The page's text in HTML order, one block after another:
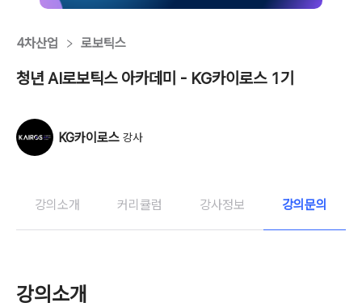
4차산업 로보틱스
청년 AI로보틱스 아카데미 - KG카이로스 1기
KG카이로스 강사
강의소개 커리큘럼 강사정보 강의문의
강의소개